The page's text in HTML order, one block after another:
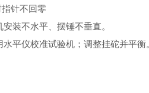
针不回零
不水平、摆锤不垂直。
仪校准试验机；调整挂砣并平衡